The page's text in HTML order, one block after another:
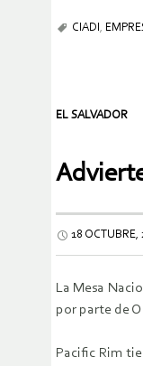
CIADI
EL SALVADOR
18 OCTUBRE,
La Mesa
por parte de
Pacific Rim